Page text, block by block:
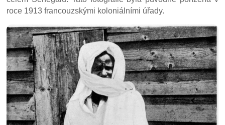
roce 1913 francouzskými koloniálními úřady.